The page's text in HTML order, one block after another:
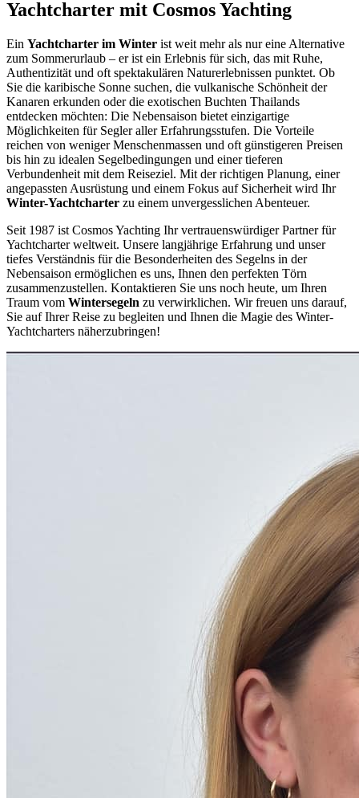
Yachtcharter mit Cosmos Yachting
Ein Yachtcharter im Winter ist weit mehr als nur eine Alternative
zum Sommerurlaub – er ist ein Erlebnis für sich, das mit Ruhe,
Authentizität und oft spektakulären Naturerlebnissen punktet. Ob
Sie die karibische Sonne suchen, die vulkanische Schönheit der
Kanaren erkunden oder die exotischen Buchten Thailands
entdecken möchten: Die Nebensaison bietet einzigartige
Möglichkeiten für Segler aller Erfahrungsstufen. Die Vorteile
reichen von weniger Menschenmassen und oft günstigeren Preisen
bis hin zu idealen Segelbedingungen und einer tieferen
Verbundenheit mit dem Reiseziel. Mit der richtigen Planung, einer
angepassten Ausrüstung und einem Fokus auf Sicherheit wird Ihr
Winter-Yachtcharter zu einem unvergesslichen Abenteuer.
Seit 1987 ist Cosmos Yachting Ihr vertrauenswürdiger Partner für
Yachtcharter weltweit. Unsere langjährige Erfahrung und unser
tiefes Verständnis für die Besonderheiten des Segelns in der
Nebensaison ermöglichen es uns, Ihnen den perfekten Törn
zusammenzustellen. Kontaktieren Sie uns noch heute, um Ihren
Traum vom Wintersegeln zu verwirklichen. Wir freuen uns darauf,
Sie auf Ihrer Reise zu begleiten und Ihnen die Magie des Winter-
Yachtcharters näherzubringen!